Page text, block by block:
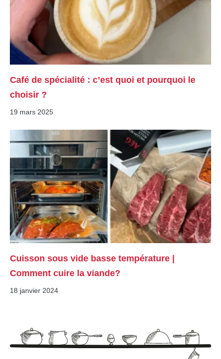
Café de spécialité : c’est quoi et pourquoi le
choisir ?
19 mars 2025
Cuisson sous vide basse température |
Comment cuire la viande?
18 janvier 2024